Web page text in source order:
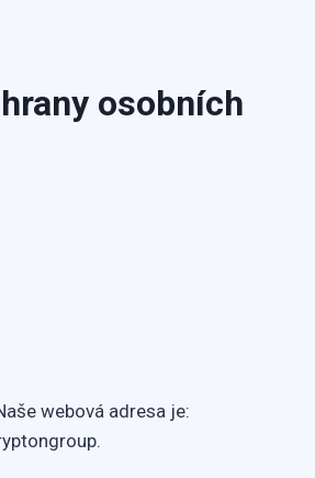
osobních
webová adresa je: